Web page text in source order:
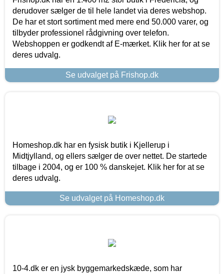
derudover sælger de til hele landet via deres webshop.
De har et stort sortiment med mere end 50.000 varer, og
tilbyder professionel rådgivning over telefon.
Webshoppen er godkendt af E-mærket. Klik her for at se
deres udvalg.
Se udvalget på Frishop.dk
Homeshop.dk har en fysisk butik i Kjellerup i
Midtjylland, og ellers sælger de over nettet. De startede
tilbage i 2004, og er 100 % danskejet. Klik her for at se
deres udvalg.
Se udvalget på Homeshop.dk
10-4.dk er en jysk byggemarkedskæde, som har